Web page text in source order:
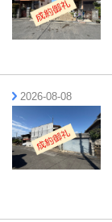
2026-08-08